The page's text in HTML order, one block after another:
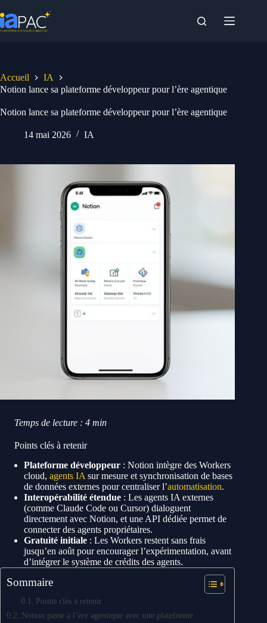
au
contenu
Accueil
IA
Notion lance sa plateforme développeur pour l’ère agentique
Notion lance sa plateforme développeur pour l’ère agentique
14 mai 2026 IA
Temps de lecture : 4 min
Points clés à retenir
Plateforme développeur : Notion intègre des Workers
cloud, agents IA sur mesure et synchronisation de bases
de données externes pour centraliser l’automatisation.
Interopérabilité étendue : Les agents IA externes
(comme Claude Code ou Cursor) dialoguent
directement avec Notion, et une API dédiée permet de
connecter des agents propriétaires.
Gratuité initiale : Les Workers restent sans frais
jusqu’en août pour encourager l’expérimentation, avant
d’intégrer le système de crédits des agents.
Sommaire
Points clés à retenir
Notion passe à l’ère agentique avec une plateforme